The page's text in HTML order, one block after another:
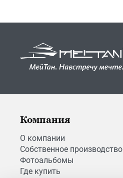
Компания
О компании
Собственное производство
Фотоальбомы
Где купить